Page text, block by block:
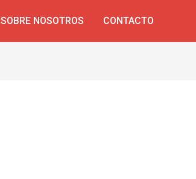
SOBRE NOSOTROS CONTACTO